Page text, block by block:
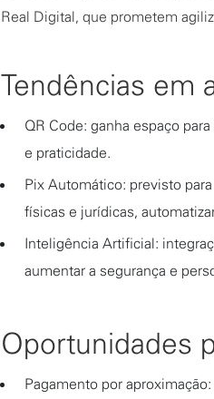
Real Digital, que prometem
Tendências em
QR Code: ganha espaço
e praticidade.
Pix Automático: previsto
físicas e jurídicas,
Inteligência Artificial:
aumentar a segurança e
Oportunidades
Pagamento por